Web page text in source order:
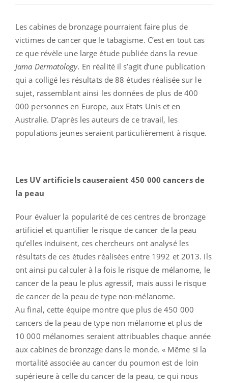
Les cabines de bronzage pourraient faire plus de
victimes de cancer que le tabagisme. C’est en tout cas
ce que révèle une large étude publiée dans la revue
Jama Dermatology. En réalité il s’agit d’une publication
qui a colligé les résultats de 88 études réalisée sur le
sujet, rassemblant ainsi les données de plus de 400
000 personnes en Europe, aux Etats Unis et en
Australie. D’après les auteurs de ce travail, les
populations jeunes seraient particulièrement à risque.
Les UV artificiels causeraient 450 000 cancers de
la peau
Pour évaluer la popularité de ces centres de bronzage
artificiel et quantifier le risque de cancer de la peau
qu’elles induisent, ces chercheurs ont analysé les
résultats de ces études réalisées entre 1992 et 2013. Ils
ont ainsi pu calculer à la fois le risque de mélanome, le
cancer de la peau le plus agressif, mais aussi le risque
de cancer de la peau de type non-mélanome.
Au final, cette équipe montre que plus de 450 000
cancers de la peau de type non mélanome et plus de
10 000 mélanomes seraient attribuables chaque année
aux cabines de bronzage dans le monde. « Même si la
mortalité associée au cancer du poumon est de loin
supérieure à celle du cancer de la peau, ce qui nous